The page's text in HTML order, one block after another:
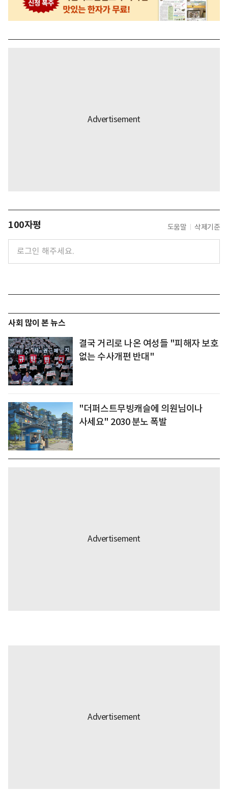
100자평 도움말 삭제기준
사회 많이 본 뉴스
결국 거리로 나온 여성들 "피해자 보호
없는 수사개편 반대"
"더퍼스트무빙캐슬에 의원님이나
사세요" 2030 분노 폭발